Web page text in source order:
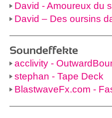
David - Amoureux du
David – Des oursins
Soundeffekte
acclivity -
stephan - Tape Deck
BlastwaveFx.com -